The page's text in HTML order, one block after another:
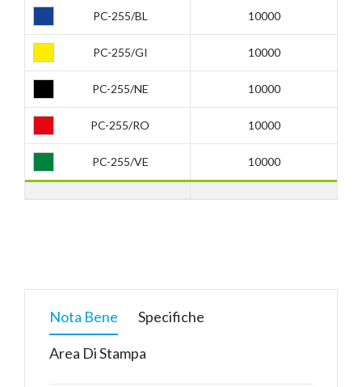
PC-255/BL 10000
PC-255/GI 10000
PC-255/NE 10000
PC-255/RO 10000
PC-255/VE 10000
Nota Bene Specifiche
Area Di Stampa